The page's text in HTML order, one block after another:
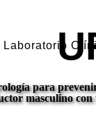
Laboratorio
para
masculino